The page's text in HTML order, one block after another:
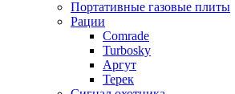
Портативные газовые плиты
Рации
Comrade
Turbosky
Аргут
Терек